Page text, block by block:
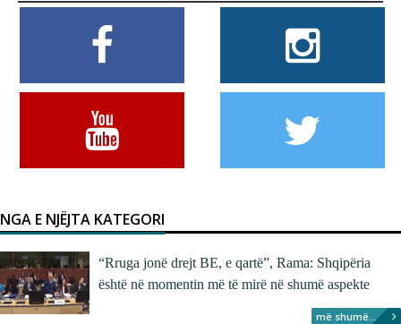
NGA E NJËJTA KATEGORI
“Rruga jonë drejt BE, e qartë”, Rama: Shqipëria
është në momentin më të mirë në shumë aspekte
më shumë...